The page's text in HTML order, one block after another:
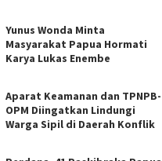
Yunus Wonda Minta
Masyarakat Papua Hormati
Karya Lukas Enembe
Aparat Keamanan dan TPNPB-
OPM Diingatkan Lindungi
Warga Sipil di Daerah Konflik